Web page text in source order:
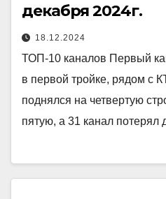
декабря 2024г.
18.12.2024
ТОП-10 каналов Первый
в первой тройке, рядом с
поднялся на четвертую
пятую, а 31 канал потерял